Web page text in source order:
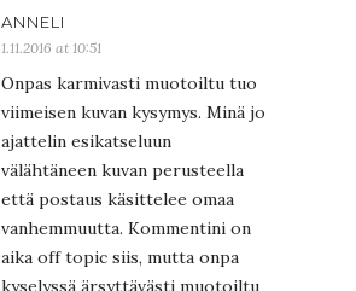
ANNELI
1.11.2016 at 10:51
Onpas karmivasti muotoiltu tuo
viimeisen kuvan kysymys. Minä jo
ajattelin esikatseluun
välähtäneen kuvan perusteella
että postaus käsittelee omaa
vanhemmuutta. Kommentini on
aika off topic siis, mutta onpa
kyselyssä ärsyttävästi muotoiltu